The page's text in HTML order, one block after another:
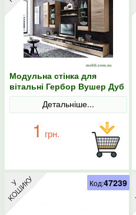
Модульна стінка для
вітальні Гербор Вушер Дуб
сонома
Детальніше...
1 грн.
Код:47239